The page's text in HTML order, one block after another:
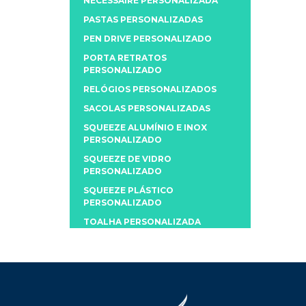
PASTAS PERSONALIZADAS
PEN DRIVE PERSONALIZADO
PORTA RETRATOS
PERSONALIZADO
RELÓGIOS PERSONALIZADOS
SACOLAS PERSONALIZADAS
SQUEEZE ALUMÍNIO E INOX
PERSONALIZADO
SQUEEZE DE VIDRO
PERSONALIZADO
SQUEEZE PLÁSTICO
PERSONALIZADO
TOALHA PERSONALIZADA